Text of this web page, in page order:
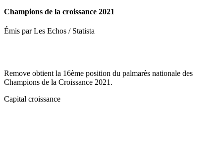
Champions de la croissance 2021
Émis par Les Echos / Statista
Remove obtient la 16ème position du palmarès nationale des
Champions de la Croissance 2021.
Capital croissance